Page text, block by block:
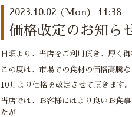
2023.10.02 (Mon) 11:38
価格改定のお知ら
日頃より、当店をご利用頂き、厚く
この度は、市場での食材の価格高騰な
10月より価格を改定させて頂きます。
当店では、お客様にはより良いお食
たが